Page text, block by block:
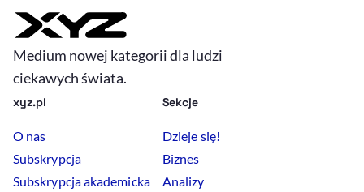
Medium nowej kategorii dla ludzi
ciekawych świata.
xyz.pl
O nas
Subskrypcja
Subskrypcja akademicka
Sekcje
Dzieje się!
Biznes
Analizy